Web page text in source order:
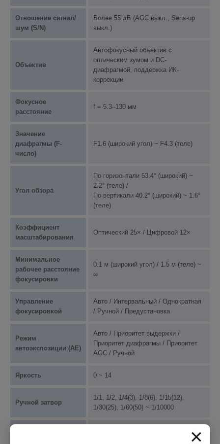
Отношение сигнал/
шум (S/N)
Более 55 дБ (AGC выкл., Sens-up
выкл.)
Объектив
Автофокусный объектив с
оптическим зумом и DC-
диафрагмой, поддержка ИК-
коррекции
Фокусное
расстояние
f = 5.3–130 мм
Значение
диафрагмы (F-
число)
F1.6 (широкий угол) ~ F4.3 (теле)
Угол обзора
По горизонтали 53.4° (широкий) ~
2.2° (теле) /
По вертикали 40.2° (широкий) ~ 1.6°
(теле)
Коэффициент
масштабирования
Оптический 25× / Цифровой 12×
Минимальное
рабочее расстояние
фокусировки
0.1 м (широкий угол) / 1.5 м (теле) ~
∞
Управление
фокусировкой
Авто / Интервальный / Однократная
/ Ручной / Предустановка
Режим
автоэкспозиции (AE)
Авто / Приоритет выдержки /
Приоритет диафрагмы / Приоритет
AGC / Ручной
Яркость 0 ~ 14
Ручной затвор
1/1, 1/2, 1/4(3), 1/8(6), 1/15(12),
1/30(25), 1/60(50) ~ 1/10000
×